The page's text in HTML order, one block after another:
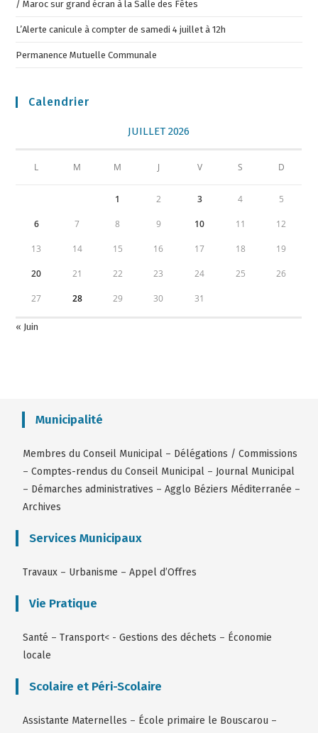
/ Maroc sur grand écran à la Salle des Fêtes
L’Alerte canicule à compter de samedi 4 juillet à 12h
Permanence Mutuelle Communale
Calendrier
JUILLET 2026
L M M J V S D
1 2 3 4 5
6 7 8 9 10 11 12
13 14 15 16 17 18 19
20 21 22 23 24 25 26
27 28 29 30 31
« Juin
Municipalité
Membres du Conseil Municipal – Délégations / Commissions
–Comptes-rendus du Conseil Municipal – Journal Municipal
– Démarches administratives –Agglo Béziers Méditerranée –
Archives
Services Municipaux
Travaux – Urbanisme –Appel d’Offres
Vie Pratique
Santé –Transport< -Gestions des déchets – Économie
locale
Scolaire et Péri-Scolaire
Assistante Maternelles – École primaire le Bouscarou –